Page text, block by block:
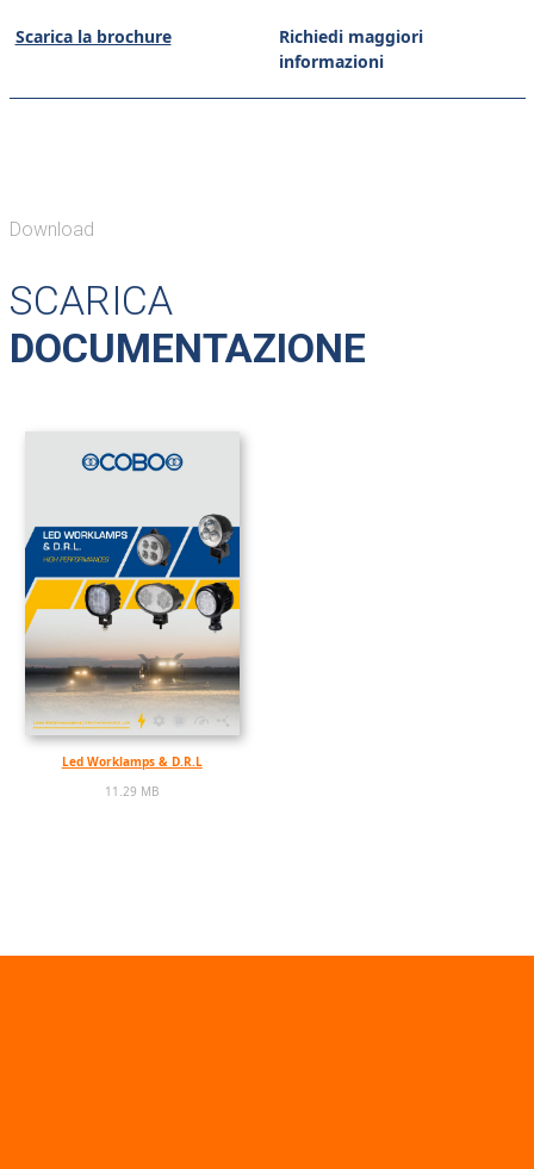
Scarica la brochure
Richiedi maggiori
informazioni
Download
SCARICA
DOCUMENTAZIONE
Led Worklamps & D.R.L
11.29 MB